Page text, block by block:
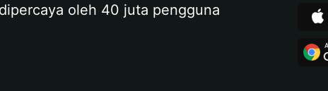
oleh 40 juta pengguna